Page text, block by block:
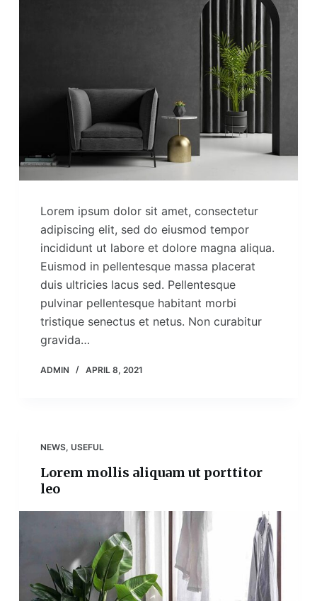
Lorem ipsum dolor sit amet, consectetur
adipiscing elit, sed do eiusmod tempor
incididunt ut labore et dolore magna aliqua.
Euismod in pellentesque massa placerat
duis ultricies lacus sed. Pellentesque
pulvinar pellentesque habitant morbi
tristique senectus et netus. Non curabitur
gravida…
ADMIN APRIL 8, 2021
NEWS, USEFUL
Lorem mollis aliquam ut porttitor
leo